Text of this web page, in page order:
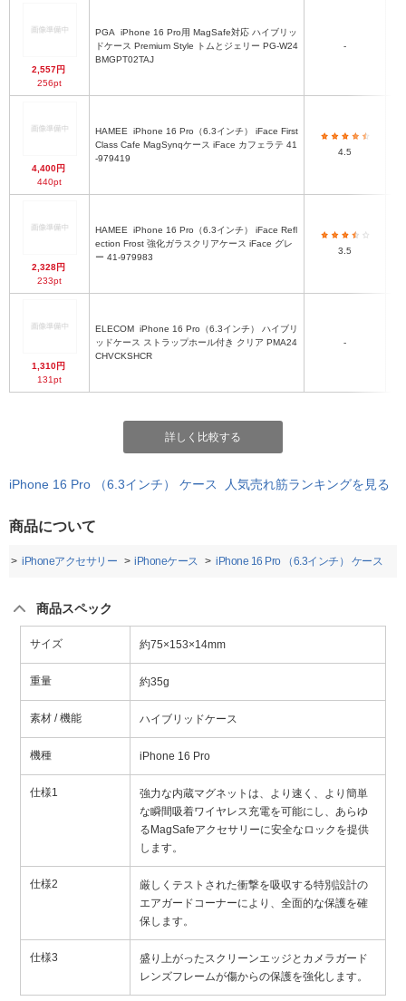
2,557円
256pt
PGA
ドケース Premium Style トムとジェリー PG-W24
BMGPT02TAJ
-
4,400円
440pt
HAMEE
Class Cafe MagSynqケース iFace カフェラテ 41
-979419
4.5
2,328円
233pt
HAMEE
ection Frost 強化ガラスクリアケース iFace グレ
ー 41-979983
3.5
1,310円
131pt
ELECOM
ッドケース ストラップホール付き クリア PMA24
CHVCKSHCR
-
詳しく比較する
iPhone 16 Pro （6.3インチ） ケース 人気売れ筋ランキングを見る
商品について
iPhoneアクセサリー iPhoneケース iPhone 16 Pro （6.3インチ） ケース
商品スペック
サイズ 約75×153×14mm
重量 約35g
素材 / 機能 ハイブリッドケース
機種 iPhone 16 Pro
仕様1
強力な内蔵マグネットは、より速く、より簡単
な瞬間吸着ワイヤレス充電を可能にし、あらゆ
るMagSafeアクセサリーに安全なロックを提供
します。
仕様2
厳しくテストされた衝撃を吸収する特別設計の
エアガードコーナーにより、全面的な保護を確
保します。
仕様3
盛り上がったスクリーンエッジとカメラガード
レンズフレームが傷からの保護を強化します。